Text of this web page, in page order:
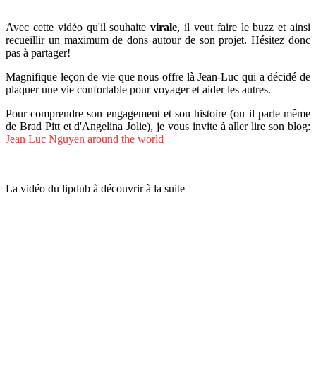
Avec cette vidéo qu'il souhaitevirale, il veut faire le buzz et ainsi
recueillir un maximum de dons autour de son projet. Hésitez donc
pas à partager!
Magnifique leçon de vie que nous offre là Jean-Luc qui a décidé de
plaquer une vie confortable pour voyager et aider les autres.
Pour comprendre son engagement et son histoire (ou il parle même
de Brad Pitt et d'Angelina Jolie), je vous invite à aller lire son blog:
Jean Luc Nguyen around the world
La vidéo du lipdub à découvrir à la suite